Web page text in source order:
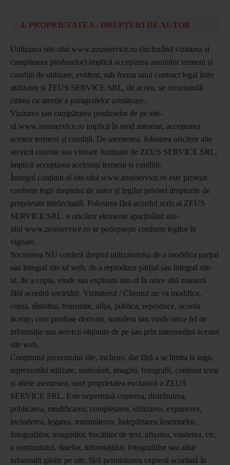
4. PROPRIETATEA - DREPTURI DE AUTOR
Utilizarea site-ului www.zeusservice.ro (incluzând vizitarea și
cumpărarea produselor) implică acceptarea anumitor termeni și
condiții de utilizare, evident, sub forma unui contract legal între
utilizator și ZEUS SERVICE SRL, de aceea, se recomandă
citirea cu atenție a paragrafelor următoare.
Vizitarea sau cumpărarea produselor de pe site-
ul www.zeusservice.ro implică în mod automat, acceptarea
acestor termeni și condiții. De asemenea, folosirea oricăror alte
servicii curente sau viitoare furnizate de ZEUS SERVICE SRL,
implică acceptarea acelorași termeni și condiții.
Întregul conținut al site-ului www.zeusservice.ro este protejat
conform legii dreptului de autor și legilor privind drepturile de
proprietate intelectuală. Folosirea fără acordul scris al ZEUS
SERVICE SRL. a oricăror elemente aparținând site-
ului www.zeusservice.ro se pedepsește conform legilor în
vigoare.
Societatea NU conferă dreptul utilizatorului de a modifica parțial
sau integral site-ul web, de a reproduce parțial sau integral site-
ul, de a copia, vinde sau exploata site-ul în orice altă manieră
fără acordul societății. Vizitatorul / Clientul nu va modifica,
copia, distribui, transmite, afișa, publica, reproduce, acorda
licențe, crea produse derivate, transfera sau vinde orice fel de
informație sau servicii obținute de pe sau prin intermediul acestui
site web.
Conținutul prezentului site, inclusiv, dar fără a se limita la logo,
reprezentări stilizate, simboluri, imagini, fotografii, conținut texte
și altele asemenea, sunt proprietatea exclusivă a ZEUS
SERVICE SRL. Este nepermisă copierea, distribuirea,
publicarea, modificarea, completarea, utilizarea, expunerea,
includerea, legarea, transmiterea, îndepărtarea însemnelor,
fotografiilor, imaginilor, bucăților de text, afișarea, vinderea, etc,
a conținutului, datelor, informațiilor, fotografiilor sau altor
informații găsite pe site, fără permisiunea expresă acordată în